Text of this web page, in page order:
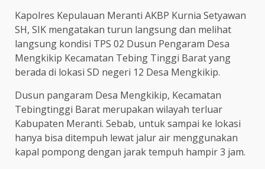
Kapolres Kepulauan Meranti AKBP Kurnia Setyawan
SH, SIK mengatakan turun langsung dan melihat
langsung kondisi TPS 02 Dusun Pengaram Desa
Mengkikip Kecamatan Tebing Tinggi Barat yang
berada di lokasi SD negeri 12 Desa Mengkikip.
Dusun pangaram Desa Mengkikip, Kecamatan
Tebingtinggi Barat merupakan wilayah terluar
Kabupaten Meranti. Sebab, untuk sampai ke lokasi
hanya bisa ditempuh lewat jalur air menggunakan
kapal pompong dengan jarak tempuh hampir 3 jam.